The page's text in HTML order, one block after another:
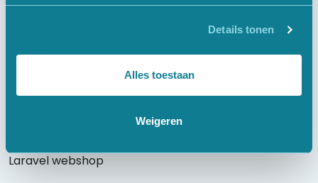
Details tonen
Alles toestaan
Weigeren
Laravel webshop